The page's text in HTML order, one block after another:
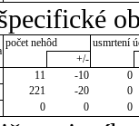
počet nehôd
usmrtení
+/-
11 -10
0
221 -20
0
0 0 0